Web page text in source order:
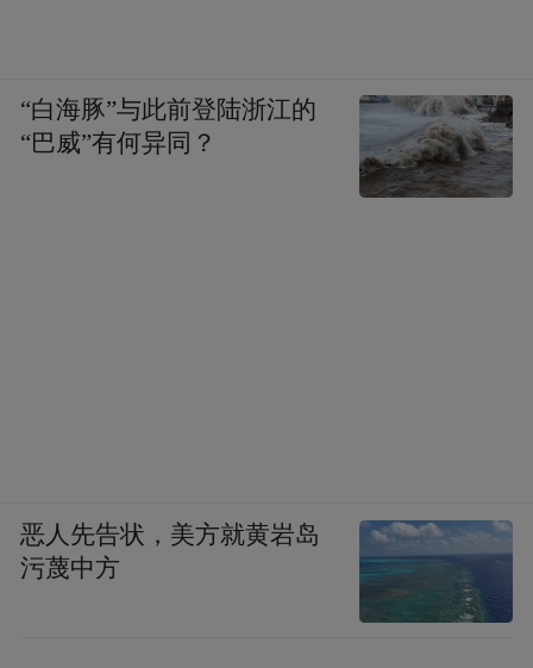
“白海豚”与此前登陆浙江的
“巴威”有何异同？
恶人先告状，美方就黄岩岛
污蔑中方